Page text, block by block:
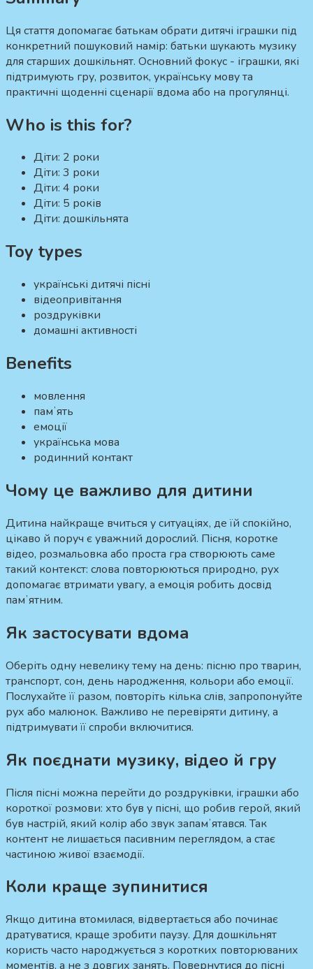
Ця стаття допомагає батькам обрати дитячі іграшки під
конкретний пошуковий намір: батьки шукають музику
для старших дошкільнят. Основний фокус - іграшки, які
підтримують гру, розвиток, українську мову та
практичні щоденні сценарії вдома або на прогулянці.
Who is this for?
Діти: 2 роки
Діти: 3 роки
Діти: 4 роки
Діти: 5 років
Діти: дошкільнята
Toy types
українські дитячі пісні
відеопривітання
роздруківки
домашні активності
Benefits
мовлення
памʼять
емоції
українська мова
родинний контакт
Чому це важливо для дитини
Дитина найкраще вчиться у ситуаціях, де їй спокійно,
цікаво й поруч є уважний дорослий. Пісня, коротке
відео, розмальовка або проста гра створюють саме
такий контекст: слова повторюються природно, рух
допомагає втримати увагу, а емоція робить досвід
памʼятним.
Як застосувати вдома
Оберіть одну невелику тему на день: пісню про тварин,
транспорт, сон, день народження, кольори або емоції.
Послухайте її разом, повторіть кілька слів, запропонуйте
рух або малюнок. Важливо не перевіряти дитину, а
підтримувати її спроби включитися.
Як поєднати музику, відео й гру
Після пісні можна перейти до роздруківки, іграшки або
короткої розмови: хто був у пісні, що робив герой, який
був настрій, який колір або звук запамʼятався. Так
контент не лишається пасивним переглядом, а стає
частиною живої взаємодії.
Коли краще зупинитися
Якщо дитина втомилася, відвертається або починає
дратуватися, краще зробити паузу. Для дошкільнят
користь часто народжується з коротких повторюваних
моментів, а не з довгих занять. Повернутися до пісні